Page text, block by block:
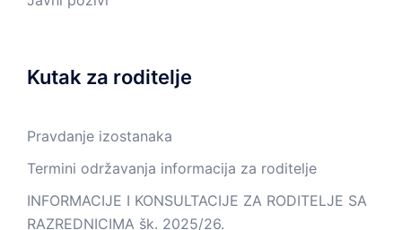
Kutak za roditelje
Pravdanje izostanaka
Termini održavanja informacija za roditelje
INFORMACIJE I KONSULTACIJE ZA RODITELJE SA
RAZREDNICIMA šk. 2025/26.